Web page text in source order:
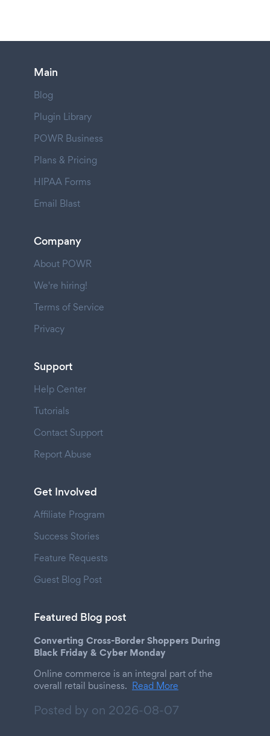
Main
Blog
Plugin Library
POWR Business
Plans & Pricing
HIPAA Forms
Email Blast
Company
About POWR
We're hiring!
Terms of Service
Privacy
Support
Help Center
Tutorials
Contact Support
Report Abuse
Get Involved
Affiliate Program
Success Stories
Feature Requests
Guest Blog Post
Featured Blog post
Converting Cross-Border Shoppers During
Black Friday & Cyber Monday
Online commerce is an integral part of the
overall retail business. Read More
Posted by on 2026-08-07